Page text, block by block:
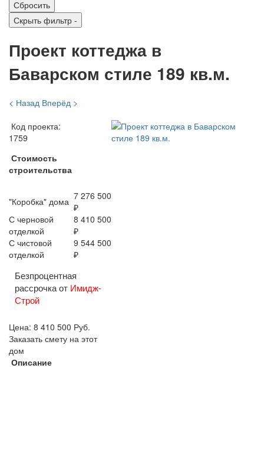
Скрыть фильтр -
Проект коттеджа в
Баварском стиле 189 кв.м.
< Назад Вперёд >
Код проекта:
1759
Стоимость
строительства
"Коробка" дома 7 276 500
₽
С черновой
отделкой
8 410 500
₽
С чистовой
отделкой
9 544 500
₽
Безпроцентная
рассрочка от Имидж-
Строй
Цена: 8 410 500 Руб.
Заказать смету на этот
дом
Описание